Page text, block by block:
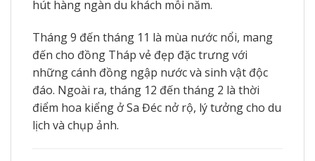
hút hàng ngàn du khách mỗi năm.
Tháng 9 đến tháng 11 là mùa nước nổi, mang
đến cho đồng Tháp vẻ đẹp đặc trưng với
những cánh đồng ngập nước và sinh vật độc
đáo. Ngoài ra, tháng 12 đến tháng 2 là thời
điểm hoa kiểng ở Sa Đéc nở rộ, lý tưởng cho du
lịch và chụp ảnh.